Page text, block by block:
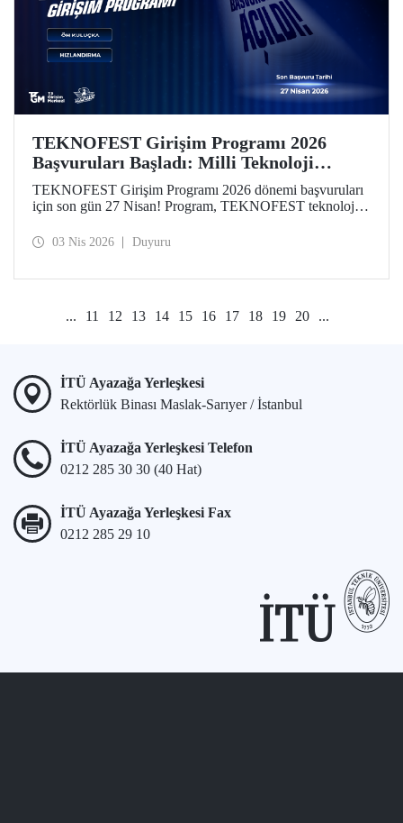
TEKNOFEST Girişim Programı 2026
Başvuruları Başladı: Milli Teknoloji
Hamlesi Yeni Girişimlerini Bekliyor!
TEKNOFEST Girişim Programı 2026 dönemi başvuruları
için son gün 27 Nisan! Program, TEKNOFEST teknoloji
kurgulandı. Programın yeni döneminde, girişimlerin
03 Nis 2026 Duyuru
... 11 12 13 14 15 16 17 18 19 20 ...
İTÜ Ayazağa Yerleşkesi
Rektörlük Binası Maslak-Sarıyer / İstanbul
İTÜ Ayazağa Yerleşkesi Telefon
0212 285 30 30 (40 Hat)
İTÜ Ayazağa Yerleşkesi Fax
0212 285 29 10